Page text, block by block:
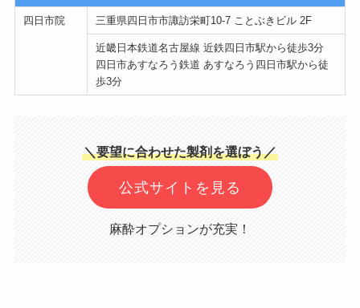
四日市院 三重県四日市市諏訪栄町10-7 ことぶきビル 2F
近畿日本鉄道名古屋線 近鉄四日市駅から徒歩3分
四日市あすなろう鉄道 あすなろう四日市駅から徒
歩3分
＼要望に合わせた製剤を選ぼう／
公式サイトを見る
麻酔オプションが充実！